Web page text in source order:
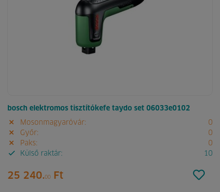
bosch elektromos tisztítókefe taydo set 06033e0102
Mosonmagyaróvár:
0
Győr:
0
Paks:
0
Külső raktár:
10
25 240.00 Ft